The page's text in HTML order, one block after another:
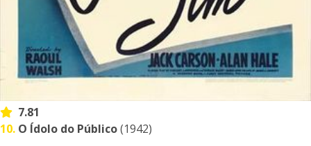
7.81
10. O Ídolo do Público(1942)